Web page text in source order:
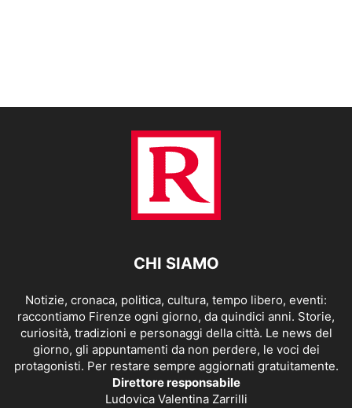
CHI SIAMO
Notizie, cronaca, politica, cultura, tempo libero, eventi:
raccontiamo Firenze ogni giorno, da quindici anni. Storie,
curiosità, tradizioni e personaggi della città. Le news del
giorno, gli appuntamenti da non perdere, le voci dei
protagonisti. Per restare sempre aggiornati gratuitamente.
Direttore responsabile
Ludovica Valentina Zarrilli